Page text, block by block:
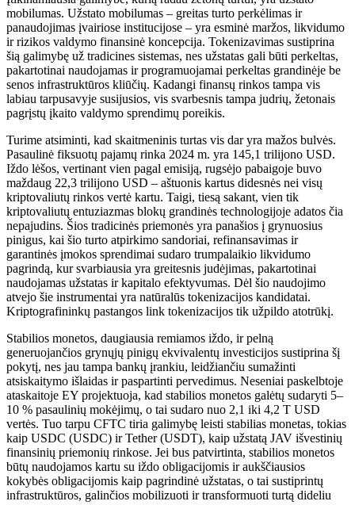
mobilumas. Užstato mobilumas – greitas turto perkėlimas ir
panaudojimas įvairiose institucijose – yra esminė maržos, likvidumo
ir rizikos valdymo finansinė koncepcija. Tokenizavimas sustiprina
šią galimybę už tradicines sistemas, nes užstatas gali būti perkeltas,
pakartotinai naudojamas ir programuojamai perkeltas grandinėje be
senos infrastruktūros kliūčių. Kadangi finansų rinkos tampa vis
labiau tarpusavyje susijusios, vis svarbesnis tampa judrių, žetonais
pagrįstų įkaito valdymo sprendimų poreikis.
Turime atsiminti, kad skaitmeninis turtas vis dar yra mažos bulvės.
Pasaulinė fiksuotų pajamų rinka 2024 m. yra 145,1 trilijono USD.
Iždo lėšos, vertinant vien pagal emisiją, rugsėjo pabaigoje buvo
maždaug 22,3 trilijono USD – aštuonis kartus didesnės nei visų
kriptovaliutų rinkos vertė kartu. Taigi, tiesą sakant, vien tik
kriptovaliutų entuziazmas blokų grandinės technologijoje adatos čia
nepajudins. Šios tradicinės priemonės yra panašios į grynuosius
pinigus, kai šio turto atpirkimo sandoriai, refinansavimas ir
garantinės įmokos sprendimai sudaro trumpalaikio likvidumo
pagrindą, kur svarbiausia yra greitesnis judėjimas, pakartotinai
naudojamas užstatas ir kapitalo efektyvumas. Dėl šio naudojimo
atvejo šie instrumentai yra natūralūs tokenizacijos kandidatai.
Kriptografininkų pastangos link tokenizacijos tik užpildo atotrūkį.
Stabilios monetos, daugiausia remiamos iždo, ir pelną
generuojančios grynųjų pinigų ekvivalentų investicijos sustiprina šį
pokytį, nes jau tampa bankų įrankiu, leidžiančiu sumažinti
atsiskaitymo išlaidas ir paspartinti pervedimus. Neseniai paskelbtoje
ataskaitoje EY projektuoja, kad stabilios monetos galėtų sudaryti 5–
10 % pasaulinių mokėjimų, o tai sudaro nuo 2,1 iki 4,2 T USD
vertės. Tuo tarpu CFTC tiria galimybę leisti stabilias monetas, tokias
kaip USDC (USDC) ir Tether (USDT), kaip užstatą JAV išvestinių
finansinių priemonių rinkose. Jei bus patvirtinta, stabilios monetos
būtų naudojamos kartu su iždo obligacijomis ir aukščiausios
kokybės obligacijomis kaip pagrindinė užstatas, o tai sustiprintų
infrastruktūros, galinčios mobilizuoti ir transformuoti turtą dideliu